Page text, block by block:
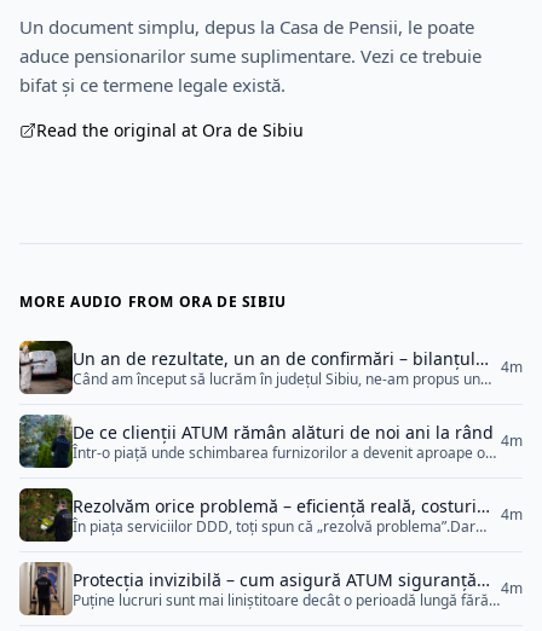
Un document simplu, depus la Casa de Pensii, le poate
aduce pensionarilor sume suplimentare. Vezi ce trebuie
bifat și ce termene legale există.
Read the original at Ora de Sibiu
MORE AUDIO FROM ORA DE SIBIU
Un an de rezultate, un an de confirmări – bilanțul
ATUM în Sibiu
Când am început să lucrăm în județul Sibiu, ne-am propus un
nevoie de superlative. Avem rezultate, clienți mulțumiți și
colaborări stabile care vorbesc singure. Un an de ordine și
[&hellip;]
4m
De ce clienții ATUM rămân alături de noi ani la rând
Într-o piață unde schimbarea furnizorilor a devenit aproape o
comerciale în parteneriate stabile, bazate pe ceva simplu:
seriozitate constantă. Nu oferte spectaculoase, nu promisiuni
pentru fiecare client, indiferent de mărime. Încrederea
[&hellip;]
4m
Rezolvăm orice problemă – eficiență reală, costuri
corecte și rezultate verificate
În piața serviciilor DDD, toți spun că „rezolvă problema”.Dar
diferit: nu promitem rezultate rapide, ci rezultate sigure.
Fiecare intervenție e gândită până la capăt, verificată și
4m
Protecția invizibilă – cum asigură ATUM siguranță
totală fără întreruperi
Puține lucruri sunt mai liniștitoare decât o perioadă lungă fără
4m